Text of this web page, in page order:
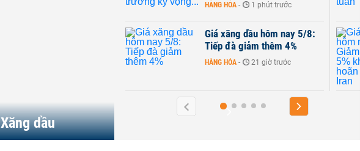
Xăng dầu
Giá xăng dầu hôm nay 5/8:
Tiếp đà giảm thêm 4%
HÀNG HÓA - 07:42 | 04/08/2026
Giá xăng dầu hôm nay 3/8:
Giảm khoảng 5% khi Mỹ trì
hoãn tấn công Iran
08:05 | 03/08/2026